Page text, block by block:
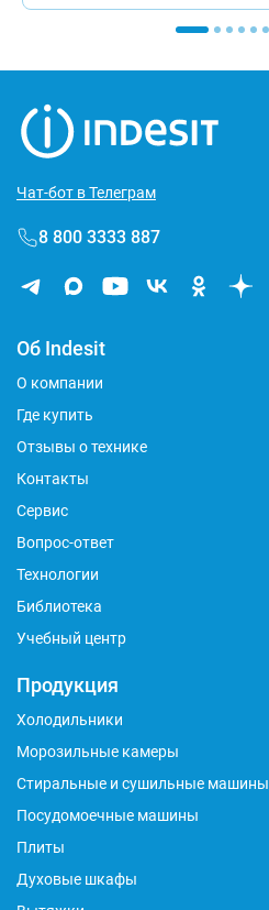
Чат-бот в Телеграм
8 800 3333 887
Об Indesit
О компании
Где купить
Отзывы о технике
Контакты
Сервис
Вопрос-ответ
Технологии
Библиотека
Учебный центр
Продукция
Холодильники
Морозильные камеры
Стиральные и сушильные машины
Посудомоечные машины
Плиты
Духовые шкафы